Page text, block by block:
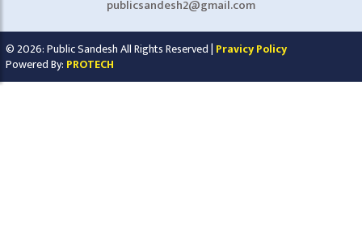
publicsandesh2@gmail.com
© 2026: Public Sandesh All Rights Reserved | Pravicy Policy
Powered By: PROTECH